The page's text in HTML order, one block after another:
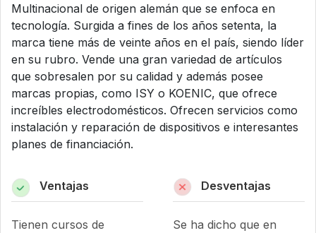
Multinacional de origen alemán que se enfoca en
tecnología. Surgida a fines de los años setenta, la
marca tiene más de veinte años en el país, siendo líder
en su rubro. Vende una gran variedad de artículos
que sobresalen por su calidad y además posee
marcas propias, como ISY o KOENIC, que ofrece
increíbles electrodomésticos. Ofrecen servicios como
instalación y reparación de dispositivos e interesantes
planes de financiación.
Ventajas
Tienen cursos de
Desventajas
Se ha dicho que en